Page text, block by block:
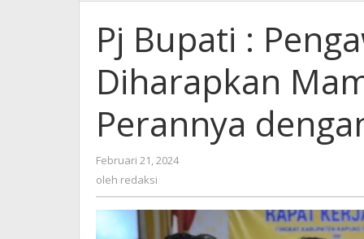
Pj Bupati :
Diharapkan
Perannya
Februari 21, 2024
oleh redaksi